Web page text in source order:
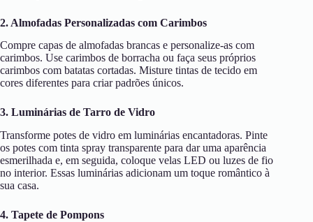
2. Almofadas Personalizadas com Carimbos
Compre capas de almofadas brancas e personalize-as com
carimbos. Use carimbos de borracha ou faça seus próprios
carimbos com batatas cortadas. Misture tintas de tecido em
cores diferentes para criar padrões únicos.
3. Luminárias de Tarro de Vidro
Transforme potes de vidro em luminárias encantadoras. Pinte
os potes com tinta spray transparente para dar uma aparência
esmerilhada e, em seguida, coloque velas LED ou luzes de fio
no interior. Essas luminárias adicionam um toque romântico à
sua casa.
4. Tapete de Pompons